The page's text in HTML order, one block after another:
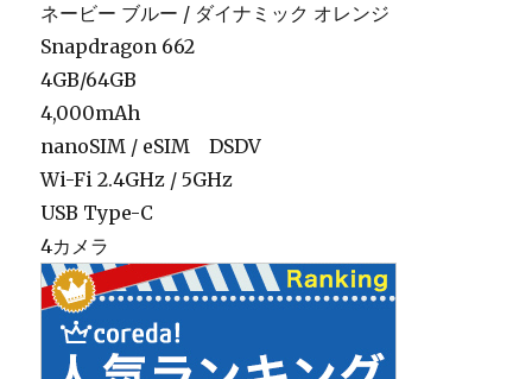
ネービー ブルー / ダイナミック オレンジ
Snapdragon 662
4GB/64GB
4,000mAh
nanoSIM / eSIM DSDV
Wi-Fi 2.4GHz / 5GHz
USB Type-C
4カメラ